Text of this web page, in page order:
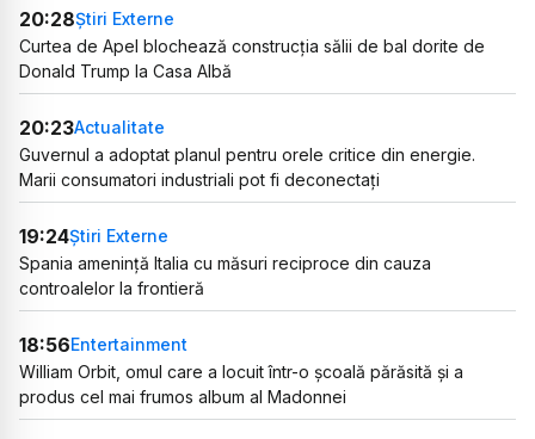
20:28Știri Externe
Curtea de Apel blochează construcția sălii de bal dorite de
Donald Trump la Casa Albă
20:23Actualitate
Guvernul a adoptat planul pentru orele critice din energie.
Marii consumatori industriali pot fi deconectați
19:24Știri Externe
Spania amenință Italia cu măsuri reciproce din cauza
controalelor la frontieră
18:56Entertainment
William Orbit, omul care a locuit într-o școală părăsită și a
produs cel mai frumos album al Madonnei